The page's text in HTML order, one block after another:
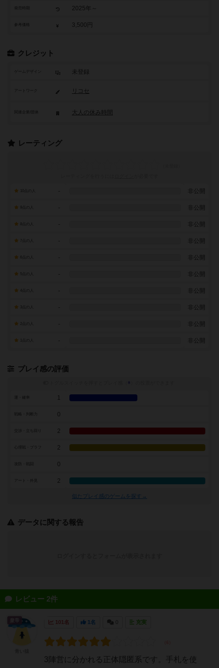
2025年～
参考価格 3,500円
クレジット
ゲームデザイン 未登録
アートワーク リコセ
大人の休み時間
レーティング
- 非公開
- 非公開
- 非公開
7点の人 - 非公開
- 非公開
- 非公開
- 非公開
- 非公開
- 非公開
- 非公開
プレイ感の評価
※
1
戦略・判断力 0
2
2
0
アート・外見 2
似たプレイ感のゲームを探す→
データに関する報告
レビュー 2件
101名 1名 充実
3陣営に分かれる正体隠匿系です。手札を使